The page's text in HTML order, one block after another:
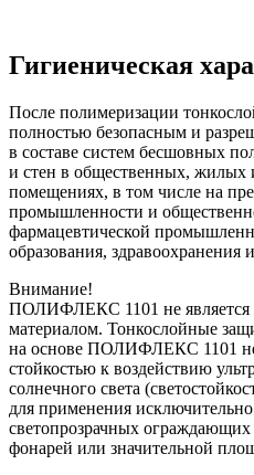
Гигиеническая
После полимеризации
полностью безопасным и
в составе систем бесшовных
и стен в общественных, жилых
помещениях, в том числе на
промышленности и
фармацевтической
образования, здравоохранения
Внимание!
ПОЛИФЛЕКС 1101 не является
материалом. Тонкослойные
на основе ПОЛИФЛЕКС 1101 не
стойкостью к воздействию
солнечного света
для применения
светопрозрачных
фонарей или значительной